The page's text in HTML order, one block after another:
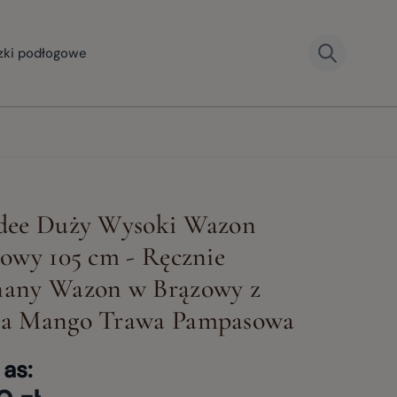
podłogowe
image
View larger image
View larger imageView larger image
Duży Wysoki Wazon
105 cm - Ręcznie
Wazon w Brązowy z
Mango Trawa Pampasowa